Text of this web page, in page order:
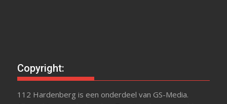
Copyright:
112 Hardenberg is een onderdeel van GS-Media.